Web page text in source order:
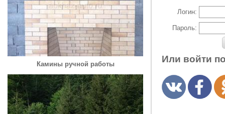
Камины ручной работы
Логин:
Пароль:
Или войти